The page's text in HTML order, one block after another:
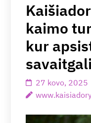
kaimo
kur
27 kovo, 2025